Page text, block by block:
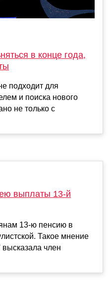
в конце года,
подходит для
и поиска нового
не только с
выплаты 13-й
13-ю пенсию в
Такое мнение
высказала член